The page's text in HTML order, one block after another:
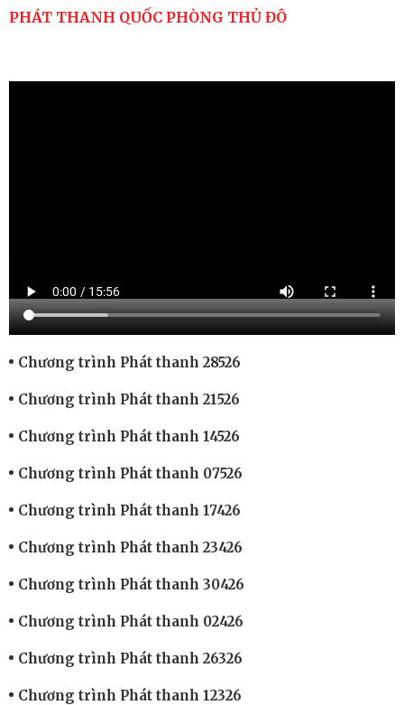
PHÁT THANH QUỐC PHÒNG THỦ ĐÔ
Chương trình Phát thanh 28526
Chương trình Phát thanh 21526
Chương trình Phát thanh 14526
Chương trình Phát thanh 07526
Chương trình Phát thanh 17426
Chương trình Phát thanh 23426
Chương trình Phát thanh 30426
Chương trình Phát thanh 02426
Chương trình Phát thanh 26326
Chương trình Phát thanh 12326